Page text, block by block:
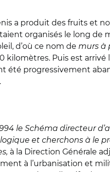
a produit des fruits et
organisés le long de
d’où ce nom de murs à
kilomètres. Puis est
été progressivement
le Schéma directeur
et cherchons à le
à la Direction Générale
à l’urbanisation et